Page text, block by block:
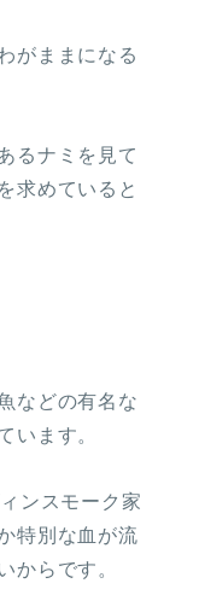
がままになる
るナミを見て
求めていると
などの有名な
います。
ンスモーク家
特別な血が流
からです。